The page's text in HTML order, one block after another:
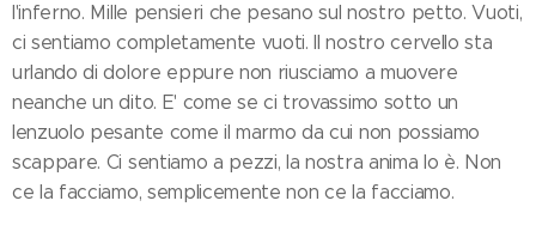
l'inferno. Mille pensieri che pesano sul nostro petto. Vuoti,
ci sentiamo completamente vuoti. Il nostro cervello sta
urlando di dolore eppure non riusciamo a muovere
neanche un dito. E' come se ci trovassimo sotto un
lenzuolo pesante come il marmo da cui non possiamo
scappare. Ci sentiamo a pezzi, la nostra anima lo è. Non
ce la facciamo, semplicemente non ce la facciamo.